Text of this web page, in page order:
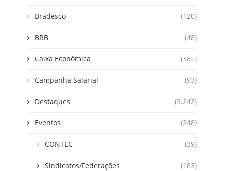
Bradesco (120)
BRB (48)
Caixa Econômica (381)
Campanha Salarial (93)
Destaques (3.242)
Eventos (248)
CONTEC (39)
Sindicatos/Federações (183)